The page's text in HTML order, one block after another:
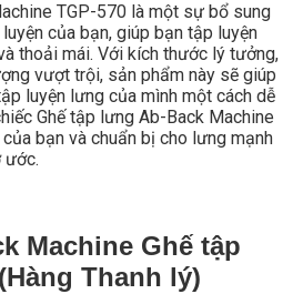
TGP-570 là một sự bổ sung
của bạn, giúp bạn tập luyện
thoải mái. Với kích thước lý tưởng,
vượt trội, sản phẩm này sẽ giúp
luyện lưng của mình một cách dễ
Ghế tập lưng Ab-Back Machine
bạn và chuẩn bị cho lưng mạnh
ước.
Machine Ghế tập
Thanh lý)